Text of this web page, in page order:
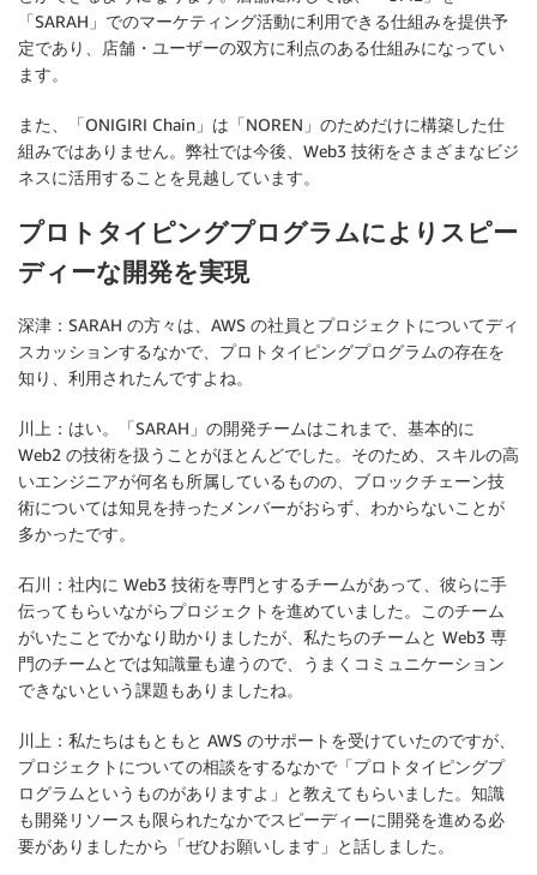
「SARAH」でのマーケティング活動に利用できる仕組みを提供予
定であり、店舗・ユーザーの双方に利点のある仕組みになってい
ます。
また、「ONIGIRI Chain」は「NOREN」のためだけに構築した仕
組みではありません。弊社では今後、Web3 技術をさまざまなビジ
ネスに活用することを見越しています。
プロトタイピングプログラムによりスピー
ディーな開発を実現
深津：SARAH の方々は、AWS の社員とプロジェクトについてディ
スカッションするなかで、プロトタイピングプログラムの存在を
知り、利用されたんですよね。
川上：はい。「SARAH」の開発チームはこれまで、基本的に
Web2 の技術を扱うことがほとんどでした。そのため、スキルの高
いエンジニアが何名も所属しているものの、ブロックチェーン技
術については知見を持ったメンバーがおらず、わからないことが
多かったです。
石川：社内に Web3 技術を専門とするチームがあって、彼らに手
伝ってもらいながらプロジェクトを進めていました。このチーム
がいたことでかなり助かりましたが、私たちのチームと Web3 専
門のチームとでは知識量も違うので、うまくコミュニケーション
できないという課題もありましたね。
川上：私たちはもともと AWS のサポートを受けていたのですが、
プロジェクトについての相談をするなかで「プロトタイピングプ
ログラムというものがありますよ」と教えてもらいました。知識
も開発リソースも限られたなかでスピーディーに開発を進める必
要がありましたから「ぜひお願いします」と話しました。